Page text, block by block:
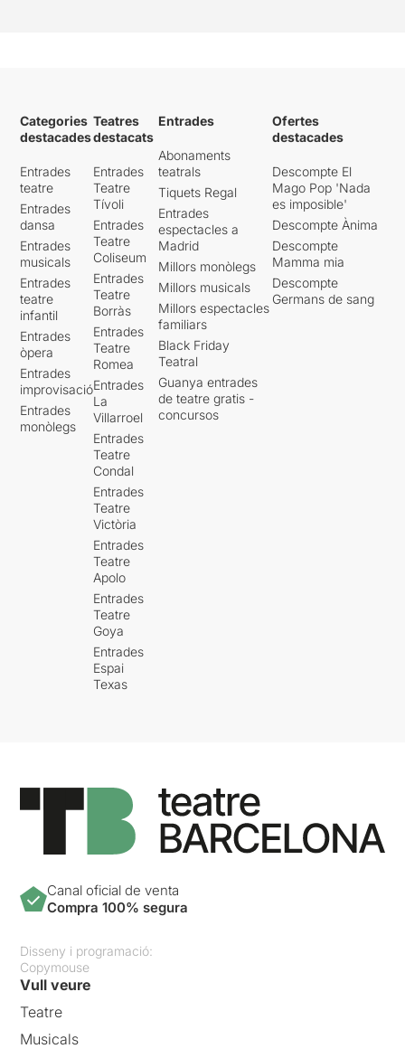
Categories
destacades
Entrades
teatre
Entrades
dansa
Entrades
musicals
Entrades
teatre
infantil
Entrades
òpera
Entrades
improvisació
Entrades
monòlegs
Teatres
destacats
Entrades
Teatre
Tívoli
Entrades
Teatre
Coliseum
Entrades
Teatre
Borràs
Entrades
Teatre
Romea
Entrades
La
Villarroel
Entrades
Teatre
Condal
Entrades
Teatre
Victòria
Entrades
Teatre
Apolo
Entrades
Teatre
Goya
Entrades
Espai
Texas
Entrades
Abonaments
teatrals
Tiquets Regal
Entrades
espectacles a
Madrid
Millors monòlegs
Millors musicals
Millors espectacles
familiars
Black Friday
Teatral
Guanya entrades
de teatre gratis -
concursos
Ofertes
destacades
Descompte El
Mago Pop 'Nada
es imposible'
Descompte Ànima
Descompte
Mamma mia
Descompte
Germans de sang
Canal oficial de venta
Compra 100% segura
Disseny i programació:
Copymouse
Vull veure
Teatre
Musicals